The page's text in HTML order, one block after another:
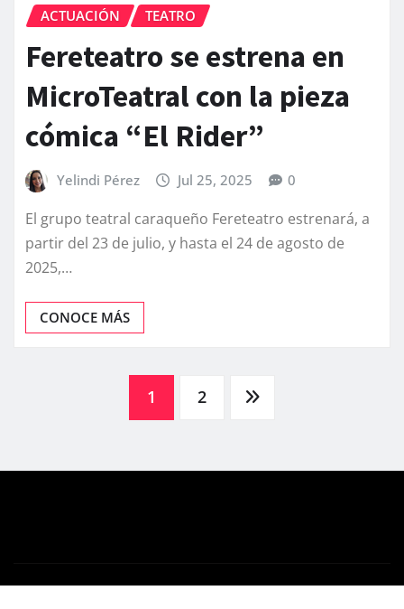
ACTUACIÓN TEATRO
Fereteatro se estrena en
MicroTeatral con la pieza
cómica “El Rider”
Yelindi Pérez Jul 25, 2025 0
El grupo teatral caraqueño Fereteatro estrenará, a
partir del 23 de julio, y hasta el 24 de agosto de
2025,…
CONOCE MÁS
1 2